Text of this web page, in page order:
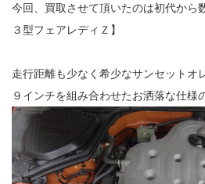
今回、買取させて頂いたのは初代から
３型フェアレディＺ】
走行距離も少なく希少なサンセットオ
９インチを組み合わせたお洒落な仕様